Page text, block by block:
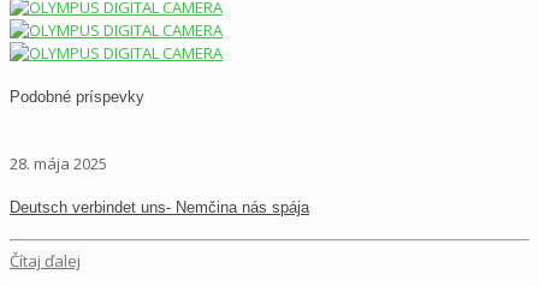
Podobné príspevky
28. mája 2025
Deutsch verbindet uns- Nemčina nás spája
Čítaj ďalej